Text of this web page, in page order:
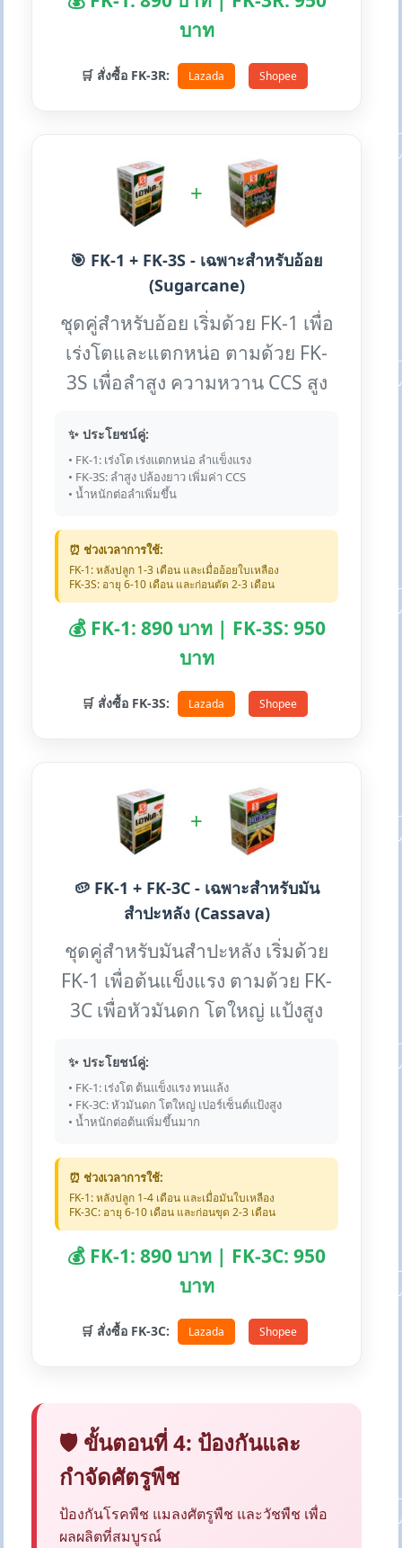
บาท
🛒 สั่งซื้อ FK-3R: Lazada Shopee
+
🎯 FK-1 + FK-3S - เฉพาะสำหรับอ้อย
(Sugarcane)
ชุดคู่สำหรับอ้อย เริ่มด้วย FK-1 เพื่อ
เร่งโตและแตกหน่อ ตามด้วย FK-
3S เพื่อลำสูง ความหวาน CCS สูง
✨ ประโยชน์คู่:
• FK-1: เร่งโต เร่งแตกหน่อ ลำแข็งแรง
• FK-3S: ลำสูง ปล้องยาว เพิ่มค่า CCS
• น้ำหนักต่อลำเพิ่มขึ้น
⏰ ช่วงเวลาการใช้:
FK-1: หลังปลูก 1-3 เดือน และเมื่ออ้อยใบเหลือง
FK-3S: อายุ 6-10 เดือน และก่อนตัด 2-3 เดือน
💰 FK-1: 890 บาท | FK-3S: 950
บาท
🛒 สั่งซื้อ FK-3S: Lazada Shopee
+
🥔 FK-1 + FK-3C - เฉพาะสำหรับมัน
สำปะหลัง (Cassava)
ชุดคู่สำหรับมันสำปะหลัง เริ่มด้วย
FK-1 เพื่อต้นแข็งแรง ตามด้วย FK-
3C เพื่อหัวมันดก โตใหญ่ แป้งสูง
✨ ประโยชน์คู่:
• FK-1: เร่งโต ต้นแข็งแรง ทนแล้ง
• FK-3C: หัวมันดก โตใหญ่ เปอร์เซ็นต์แป้งสูง
• น้ำหนักต่อต้นเพิ่มขึ้นมาก
⏰ ช่วงเวลาการใช้:
FK-1: หลังปลูก 1-4 เดือน และเมื่อมันใบเหลือง
FK-3C: อายุ 6-10 เดือน และก่อนขุด 2-3 เดือน
💰 FK-1: 890 บาท | FK-3C: 950
บาท
🛒 สั่งซื้อ FK-3C: Lazada Shopee
🛡️ ขั้นตอนที่ 4: ป้องกันและ
กำจัดศัตรูพืช
ป้องกันโรคพืช แมลงศัตรูพืช และวัชพืช เพื่อ
ผลผลิตที่สมบูรณ์